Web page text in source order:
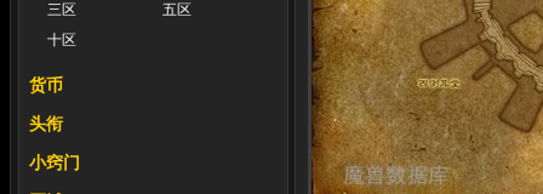
三区
五区
十区
货币
头衔
小窍门